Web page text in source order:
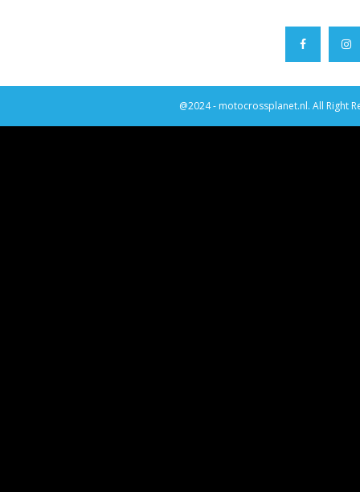
@2024 - motocrossplanet.nl. All Right